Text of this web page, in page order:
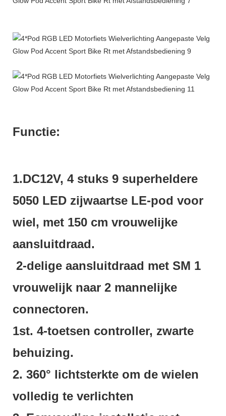
Functie:
1.DC12V, 4 stuks 9 superheldere
5050 LED zijwaartse LE-pod voor
wiel, met 150 cm vrouwelijke
aansluitdraad.
2-delige aansluitdraad met SM 1
vrouwelijk naar 2 mannelijke
connectoren.
1st. 4-toetsen controller, zwarte
behuizing.
2. 360° lichtsterkte om de wielen
volledig te verlichten